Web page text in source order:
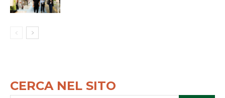
CERCA NEL SITO